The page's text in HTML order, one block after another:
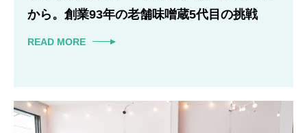
から。創業93年の老舗味噌蔵5代目の挑戦
READ MORE